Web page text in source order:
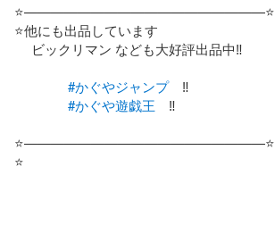
⭐️——————————————————⭐️
⭐️他にも出品しています
ビックリマン なども大好評出品中‼️
#かぐやジャンプ ‼️
#かぐや遊戯王 ‼️
⭐️——————————————————⭐️
⭐️